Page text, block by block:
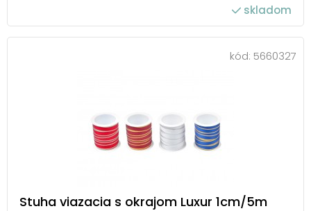
skladom
kód: 5660327
Stuha viazacia s okrajom Luxur 1cm/5m